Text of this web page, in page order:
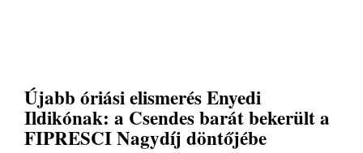
Újabb óriási elismerés Enyedi
Ildikónak: a Csendes barát bekerült a
FIPRESCI Nagydíj döntőjébe